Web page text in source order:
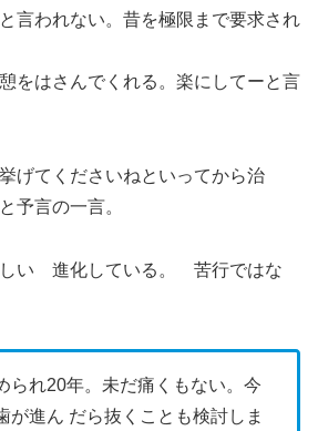
言われない。昔を極限まで要求され
をはさんでくれる。楽にしてーと言
げてくださいねといってから治
予言の一言。
しい 進化している。 苦行ではな
られ20年。未だ痛くもない。今
が進ん だら抜くことも検討しま